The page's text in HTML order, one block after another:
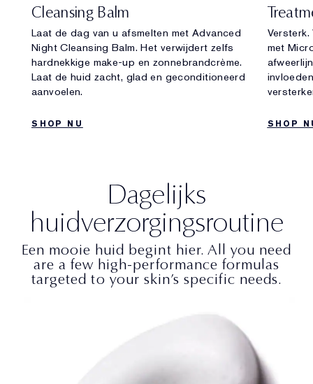
Cleansing Balm
Laat de dag van u afsmelten met Advanced
Night Cleansing Balm. Het verwijdert zelfs
hardnekkige make-up en zonnebrandcrème.
Laat de huid zacht, glad en geconditioneerd
aanvoelen.
SHOP NU
met
SHOP
Dagelijks
huidverzorgingsroutine
Een mooie huid begint hier. All you need
are a few high-performance formulas
targeted to your skin’s specific needs.